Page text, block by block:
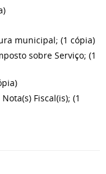
municipal; (1 cópia)
sobre Serviço; (1
Fiscal(is); (1